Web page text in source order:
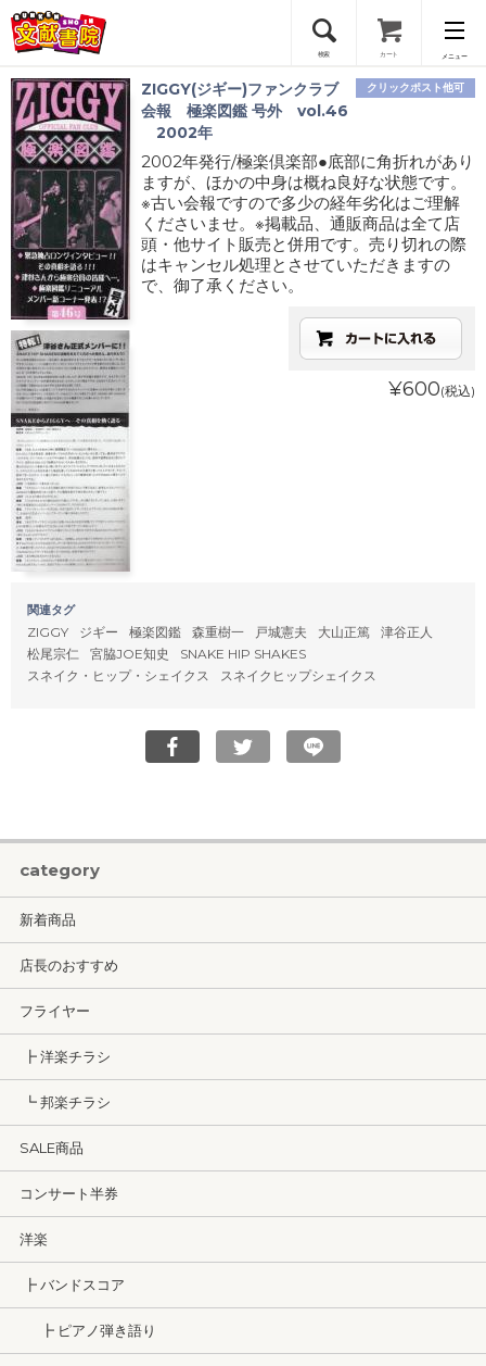
検索 カート メニュー
会員登録
ログイン
クリックポスト他可
ZIGGY(ジギー)ファンクラブ
会報 極楽図鑑 号外 vol.46
2002年
2002年発行/極楽倶楽部●底部に角折れがあり
ますが、ほかの中身は概ね良好な状態です。
※古い会報ですので多少の経年劣化はご理解
くださいませ。※掲載品、通販商品は全て店
頭・他サイト販売と併用です。売り切れの際
はキャンセル処理とさせていただきますの
で、御了承ください。
¥600(税込)
関連タグ
ZIGGY ジギー 極楽図鑑 森重樹一 戸城憲夫 大山正篤
津谷正人
松尾宗仁
宮脇JOE知史
SNAKE HIP SHAKES
スネイク・ヒップ・シェイクス
スネイクヒップシェイクス
category
新着商品
店長のおすすめ
フライヤー
┣ 洋楽チラシ
┗ 邦楽チラシ
SALE商品
コンサート半券
洋楽
┣ バンドスコア
┣ ピアノ弾き語り